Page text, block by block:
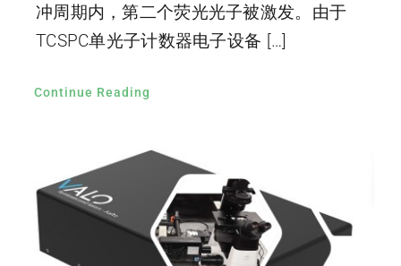
冲周期内，第二个荧光光子被激发。由于
TCSPC单光子计数器电子设备 […]
Continue Reading